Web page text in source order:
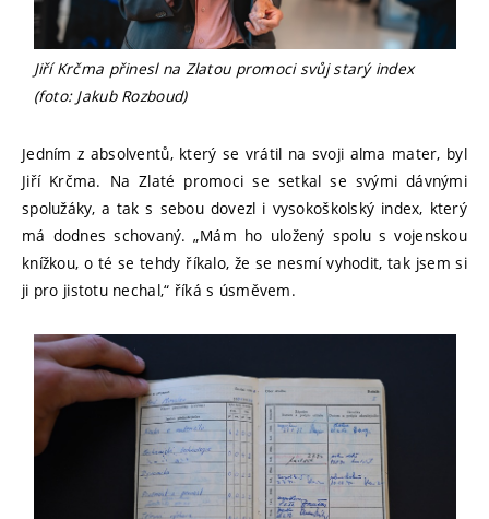
Jiří Krčma přinesl na Zlatou promoci svůj starý index
(foto: Jakub Rozboud)
Jedním z absolventů, který se vrátil na svoji alma mater, byl
Jiří Krčma. Na Zlaté promoci se setkal se svými dávnými
spolužáky, a tak s sebou dovezl i vysokoškolský index, který
má dodnes schovaný. „Mám ho uložený spolu s vojenskou
knížkou, o té se tehdy říkalo, že se nesmí vyhodit, tak jsem si
ji pro jistotu nechal,“ říká s úsměvem.